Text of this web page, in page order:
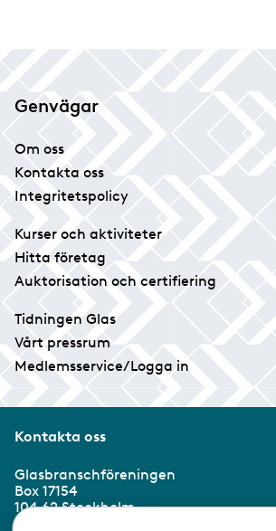
Genvägar
Om oss
Kontakta oss
Integritetspolicy
Kurser och aktiviteter
Hitta företag
Auktorisation och certifiering
Tidningen Glas
Vårt pressrum
Medlemsservice/Logga in
Kontakta oss
Glasbranschföreningen
Box 17154
104 62 Stockholm